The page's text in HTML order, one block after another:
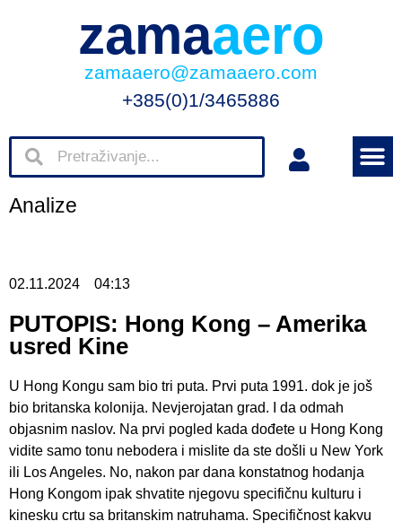
zamaaero
zamaaero@zamaaero.com
+385(0)1/3465886
Analize
02.11.2024 04:13
PUTOPIS: Hong Kong – Amerika
usred Kine
U Hong Kongu sam bio tri puta. Prvi puta 1991. dok je još
bio britanska kolonija. Nevjerojatan grad. I da odmah
objasnim naslov. Na prvi pogled kada dođete u Hong Kong
vidite samo tonu nebodera i mislite da ste došli u New York
ili Los Angeles. No, nakon par dana konstatnog hodanja
Hong Kongom ipak shvatite njegovu specifičnu kulturu i
kinesku crtu sa britanskim natruhama. Specifičnost kakvu